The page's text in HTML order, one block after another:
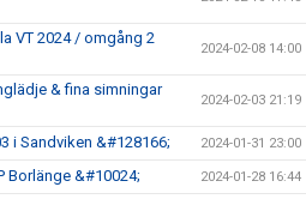
VT 2024 / omgång 2
2024-02-08 14:00
& fina simningar
2024-02-03 21:19
i Sandviken &#128166; 2024-01-31 23:00
Borlänge &#10024; 2024-01-28 16:44